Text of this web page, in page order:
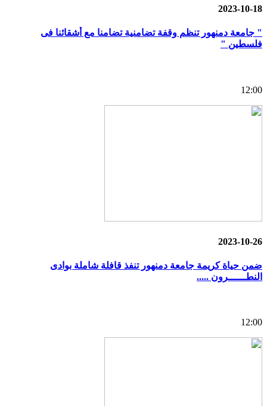
2023-10-18
" جامعة دمنهور تنظم وقفة تضامنية تضامنا مع أشقائنا فى
فلسطين "
12:00
2023-10-26
ضمن حياة كريمة جامعة دمنهور تنفذ قافلة شاملة بوادى
النطــــــرون .....
12:00